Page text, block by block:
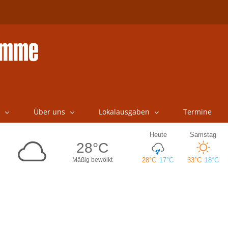
Über uns Lokalausgaben Termine